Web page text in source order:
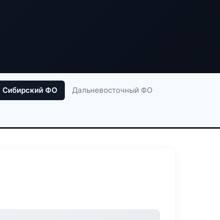
Сибирский ФО Дальневосточный ФО